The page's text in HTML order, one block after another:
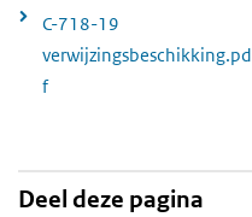
C-718-19
verwijzingsbeschikking.pd
f
Deel deze pagina